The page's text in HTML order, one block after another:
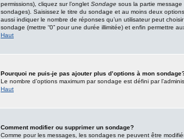
permissions), cliquez sur l’onglet Sondage sous la partie
sondages). Saisissez le titre du sondage et au moins deux
aussi indiquer le nombre de réponses qu’un utilisateur peut
sondage (mettre “0” pour une durée illimitée) et enfin permettre
Haut
Pourquoi ne puis-je pas ajouter plus d’options à mon
Le nombre d’options maximum par sondage est défini par
Haut
Comment modifier ou supprimer un sondage?
Comme pour les messages, les sondages ne peuvent être